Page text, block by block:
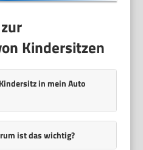
Kindersitzen
in mein Auto
ist das wichtig?